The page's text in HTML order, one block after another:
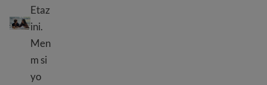
Volontè ak estaj
Etaz
ini.
Men
m si
yo